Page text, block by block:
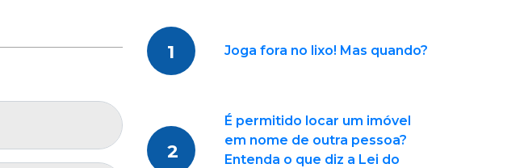
1 Joga fora no lixo! Mas quando?
2
É permitido locar um imóvel
em nome de outra pessoa?
Entenda o que diz a Lei do